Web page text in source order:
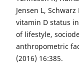
Jensen L,
vitamin D status
of lifestyle,
anthropometric
(2016) 16:385.